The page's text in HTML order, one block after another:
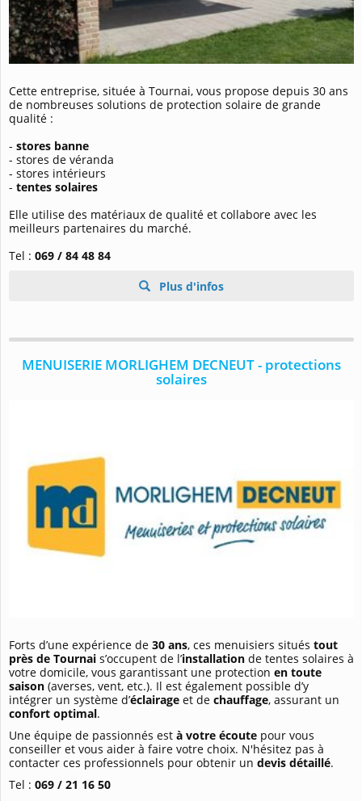
Cette entreprise, située à Tournai, vous propose depuis 30 ans
de nombreuses solutions de protection solaire de grande
qualité :
- stores banne
- stores de véranda
- stores intérieurs
- tentes solaires
Elle utilise des matériaux de qualité et collabore avec les
meilleurs partenaires du marché.
Tel : 069 / 84 48 84
Plus d'infos
MENUISERIE MORLIGHEM DECNEUT - protections
solaires
Forts d’une expérience de 30 ans, ces menuisiers situés tout
près de Tournai s’occupent de l’installation de tentes solaires à
votre domicile, vous garantissant une protection en toute
saison (averses, vent, etc.). Il est également possible d’y
intégrer un système d’éclairage et de chauffage, assurant un
confort optimal.
Une équipe de passionnés est à votre écoute pour vous
conseiller et vous aider à faire votre choix. N'hésitez pas à
contacter ces professionnels pour obtenir un devis détaillé.
Tel : 069 / 21 16 50